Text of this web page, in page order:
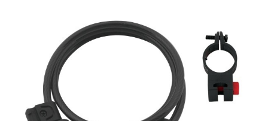
Accesorii biciclete
Scaun bicicleta copii
Chei si scule bicicleta